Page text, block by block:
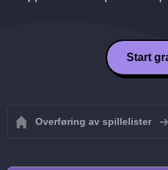
Start
Overføring av spillelister